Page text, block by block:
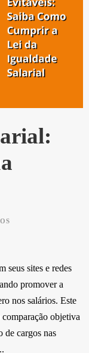
seus sites e redes
promover a
nos salários. Este
objetiva
de cargos nas